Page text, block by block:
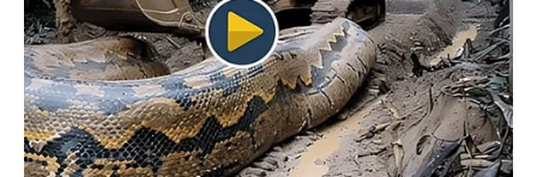
STRELAC – NOVI PRAVAC
ŽIVOTA
Strelčevi ulaze u period širenja – mentalnog, emotivnog i
životnog. Bliska budućnost donosi putovanja, nove ljude i